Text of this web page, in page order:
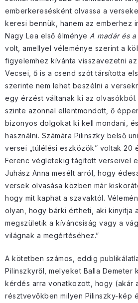
emberkeresésként olvassa a
keresi bennük, hanem az emberhez
Nagy Lea első élménye A madár és a
volt, amellyel véleménye szerint a
figyelemhez kívánta visszavezetni
Vecsei, ő is a csend szót társította
szerinte nem lehet beszélni a
egy érzést váltanak ki az
szinte azonnal ellentmondott, ő
bizonyos dolgokat ki kell mondani,
használni. Számára Pilinszky belső
versei „túlélési eszközök” voltak 20
Ferenc végletekig tágított verseivel
Juhász Anna mesélt arról, hogy
versek olvasása közben már
hogy mit kaphat a szavaktól.
olyan, hogy bárki értheti, aki kinyitja
megszületik a kíváncsiság vagy a
világnak a megértéséhez.”
A kötetben számos, eddig
Pilinszkyről, melyeket Balla Demeter
kérdés arra vonatkozott, hogy (akár
résztvevőkben milyen Pilinszky-kép